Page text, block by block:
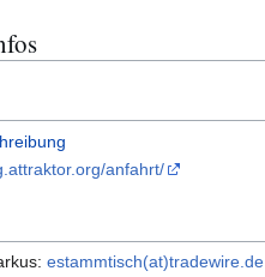
anfahrt/
estammtisch(at)tradewire.de